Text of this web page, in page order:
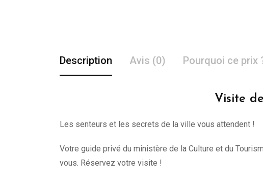
Description Avis (0) Pourquoi ce prix
Visite
Les senteurs et les secrets de la ville vous attendent !
Votre guide privé du ministère de la Culture et du
vous. Réservez votre visite !